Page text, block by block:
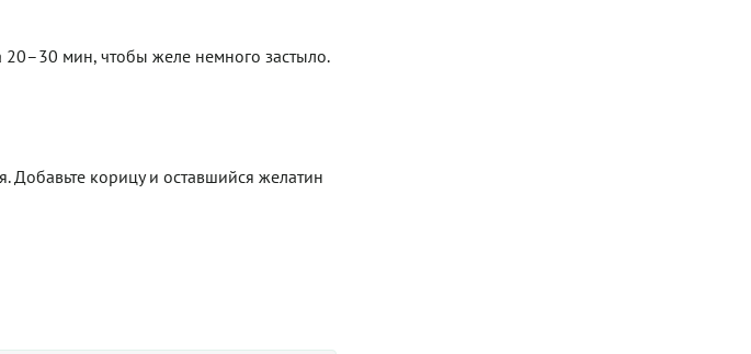
мин, чтобы желе немного застыло.
Добавьте корицу и оставшийся желатин